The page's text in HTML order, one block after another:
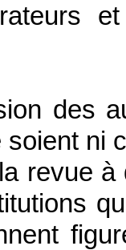
des
soient ni
revue